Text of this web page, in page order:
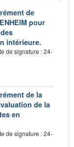
de
pour
intérieure.
de signature : 24-
de la
de la
en
de signature : 24-